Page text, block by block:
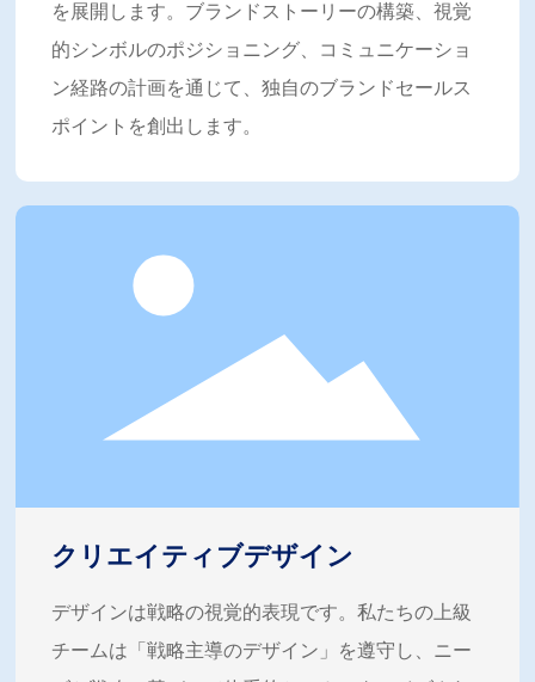
を展開します。ブランドストーリーの構築、視覚
的シンボルのポジショニング、コミュニケーショ
ン経路の計画を通じて、独自のブランドセールス
ポイントを創出します。
クリエイティブデザイン
デザインは戦略の視覚的表現です。私たちの上級
チームは「戦略主導のデザイン」を遵守し、ニー